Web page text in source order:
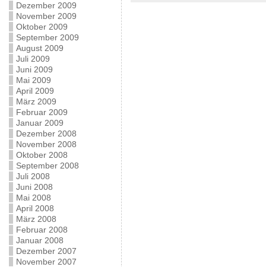
Dezember 2009
November 2009
Oktober 2009
September 2009
August 2009
Juli 2009
Juni 2009
Mai 2009
April 2009
März 2009
Februar 2009
Januar 2009
Dezember 2008
November 2008
Oktober 2008
September 2008
Juli 2008
Juni 2008
Mai 2008
April 2008
März 2008
Februar 2008
Januar 2008
Dezember 2007
November 2007